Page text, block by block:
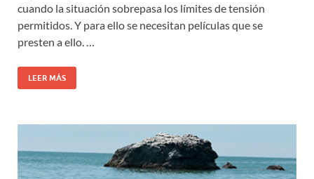
cuando la situación sobrepasa los límites de tensión
permitidos. Y para ello se necesitan películas que se
presten a ello. …
LEER MÁS